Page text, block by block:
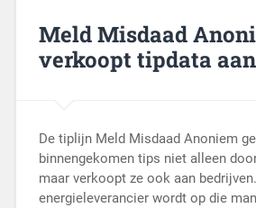
Meld Misdaad
verkoopt tipdata
De tiplijn Meld Misdaad Anoniem
binnengekomen tips niet alleen
maar verkoopt ze ook aan
energieleverancier wordt op die